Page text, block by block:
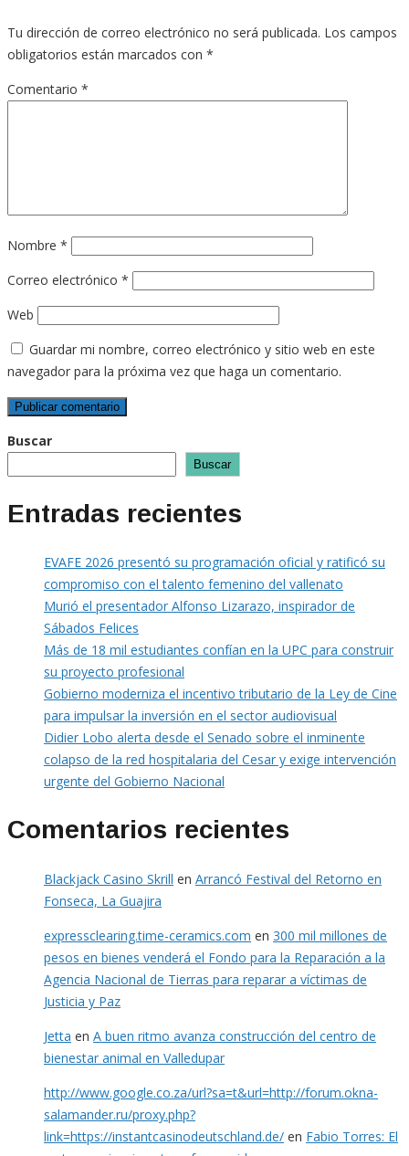
Tu dirección de correo electrónico no será publicada. Los campos
obligatorios están marcados con *
Comentario *
Nombre *
Correo electrónico *
Web
Guardar mi nombre, correo electrónico y sitio web en este
navegador para la próxima vez que haga un comentario.
Buscar
Buscar
Entradas recientes
EVAFE 2026 presentó su programación oficial y ratificó su
compromiso con el talento femenino del vallenato
Murió el presentador Alfonso Lizarazo, inspirador de
Sábados Felices
Más de 18 mil estudiantes confían en la UPC para construir
su proyecto profesional
Gobierno moderniza el incentivo tributario de la Ley de Cine
para impulsar la inversión en el sector audiovisual
Didier Lobo alerta desde el Senado sobre el inminente
colapso de la red hospitalaria del Cesar y exige intervención
urgente del Gobierno Nacional
Comentarios recientes
Blackjack Casino Skrill en Arrancó Festival del Retorno en
Fonseca, La Guajira
expressclearing.time-ceramics.com en 300 mil millones de
pesos en bienes venderá el Fondo para la Reparación a la
Agencia Nacional de Tierras para reparar a víctimas de
Justicia y Paz
Jetta en A buen ritmo avanza construcción del centro de
bienestar animal en Valledupar
http://www.google.co.za/url?sa=t&url=http://forum.okna-
salamander.ru/proxy.php?
link=https://instantcasinodeutschland.de/ en Fabio Torres: El